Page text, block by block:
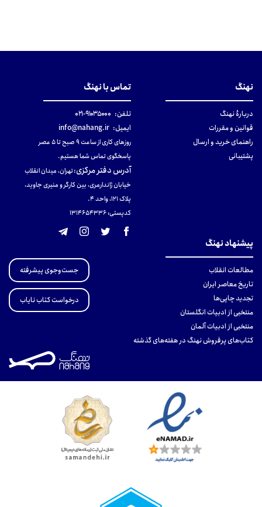
نهنگ
دربارهٔ نهنگ
قوانین و مقررات
راهنمای خرید و ارسال
پشتیبانی
تماس با نهنگ
تلفن: ۹۱۰۳۵۰۰۰-۰۲۱
ایمیل: info@nahang.ir
روزهای کاری از ساعت ۹ صبح تا ۵ عصر
پاسخگوی تماس شما هستیم.
آدرس دفتر مرکزی:تهران، میدان انقلاب
خیابان ژاندارمری، بین کارگر و منیری جاوید،
پلاک 121، واحد ۴.
کدپستی: 131465433۶
پیشنهاد نهنگ
مطالعات انقلاب
تاریخ معاصر ایران
تجدید چاپی‌ها
منتخبی از ادبیات انگلستان
منتخبی از ادبیات آلمان
کتاب‌های پرفروش نهنگ در هفته‌های گذشته
جست‌وجوی پیشرفته
درخواست کتاب نایاب